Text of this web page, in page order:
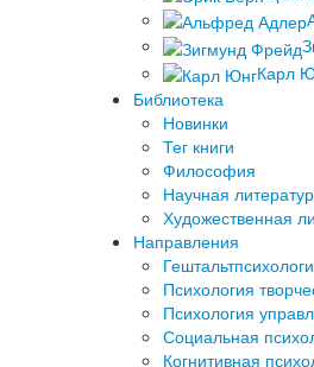
Карл
Библиотека
Новинки
Тег книги
Философия
Научная
Художественная
Направления
Психология
Психология
Социальная
Когнитивная